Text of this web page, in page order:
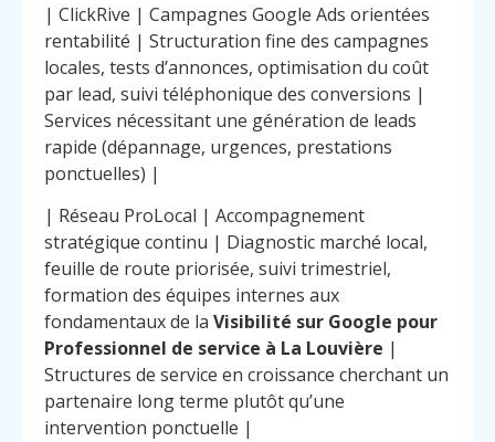
| ClickRive | Campagnes Google Ads orientées
rentabilité | Structuration fine des campagnes
locales, tests d’annonces, optimisation du coût
par lead, suivi téléphonique des conversions |
Services nécessitant une génération de leads
rapide (dépannage, urgences, prestations
ponctuelles) |
| Réseau ProLocal | Accompagnement
stratégique continu | Diagnostic marché local,
feuille de route priorisée, suivi trimestriel,
formation des équipes internes aux
fondamentaux de la Visibilité sur Google pour
Professionnel de service à La Louvière |
Structures de service en croissance cherchant un
partenaire long terme plutôt qu’une
intervention ponctuelle |